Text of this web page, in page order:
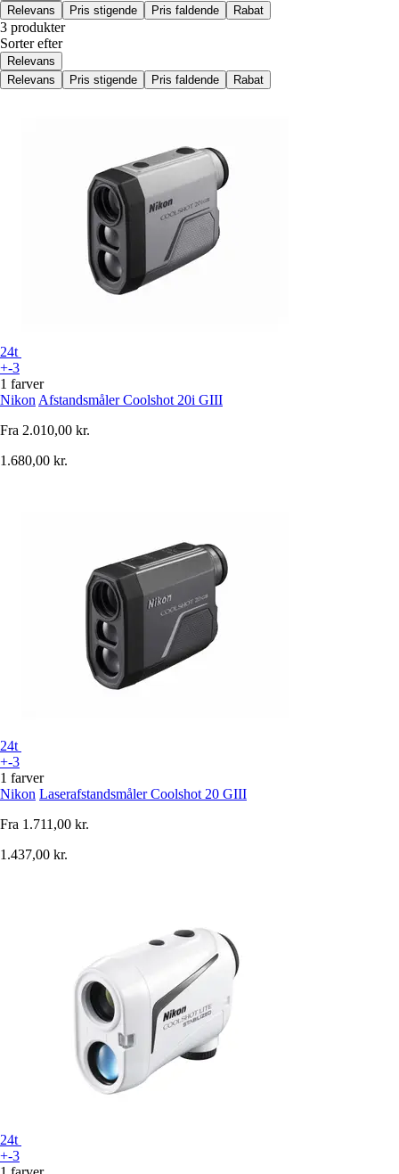
Relevans
Pris stigende Pris faldende Rabat
3 produkter
Sorter efter
Relevans
Relevans
Pris stigende Pris faldende Rabat
24t
+-3
1 farver
Nikon Afstandsmåler Coolshot 20i GIII
Fra 2.010,00 kr.
1.680,00 kr.
24t
+-3
1 farver
Nikon Laserafstandsmåler Coolshot 20 GIII
Fra 1.711,00 kr.
1.437,00 kr.
24t
+-3